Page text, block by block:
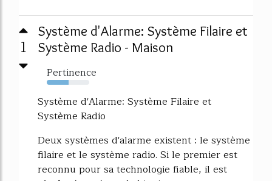
1
Système d'Alarme: Système Filaire et
Système Radio - Maison
Pertinence
52%
Système d'Alarme: Système Filaire et
Système Radio
Deux systèmes d'alarme existent : le système
filaire et le système radio. Si le premier est
reconnu pour sa technologie fiable, il est